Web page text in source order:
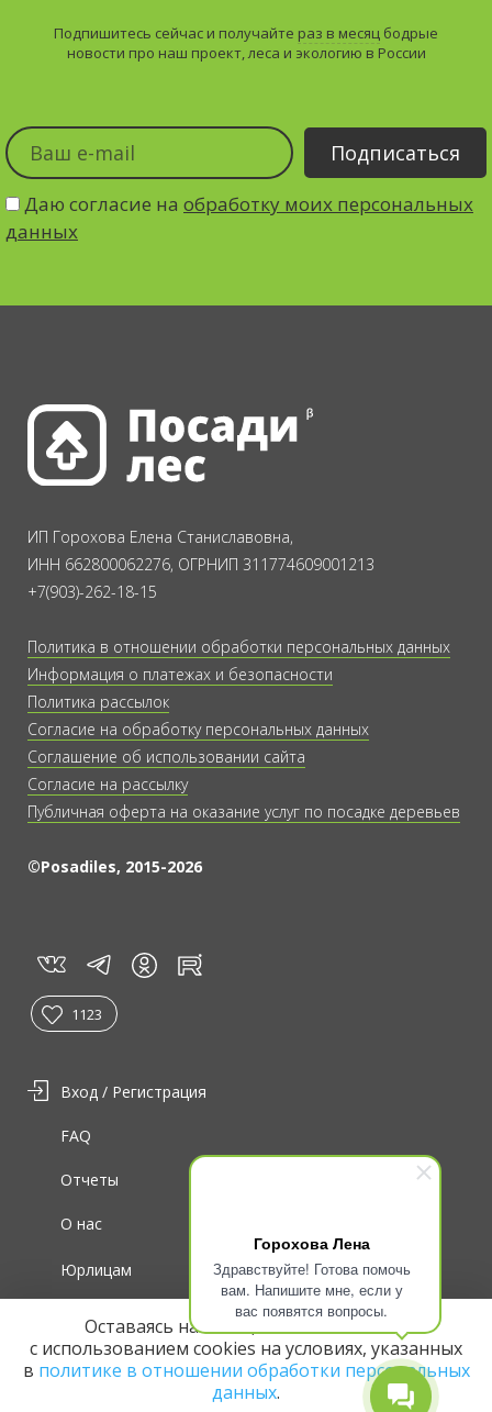
Горохова Лена
Здравствуйте! Готова помочь
вам. Напишите мне, если у
вас появятся вопросы.
Подпишитесь сейчас и получайте раз в месяц бодрые
новости про наш проект, леса и экологию в России
Даю согласие на обработку моих персональных
данных
ИП Горохова Елена Станиславовна,
ИНН 662800062276, ОГРНИП 311774609001213
+7(903)-262-18-15
Политика в отношении обработки персональных данных
Информация о платежах и безопасности
Политика рассылок
Согласие на обработку персональных данных
Соглашение об использовании сайта
Согласие на рассылку
Публичная оферта на оказание услуг по посадке деревьев
©Posadiles, 2015-2026
vk tg in rt
1123
Вход / Регистрация
Для волонтеров
Юрлицам
О нас
Отчеты
FAQ
Оставаясь на сайте, вы соглашаетесь
с использованием cookies на условиях, указанных
в политике в отношении обработки персональных
данных.